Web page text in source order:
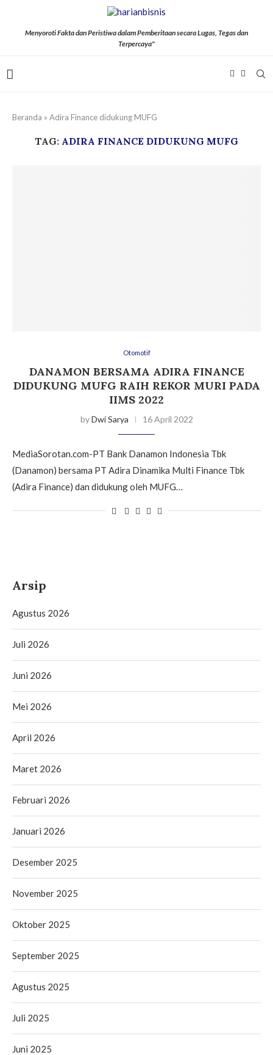
Menyoroti Fakta dan Peristiwa dalam Pemberitaan secara Lugas, Tegas dan
Terpercaya"
Beranda » Adira Finance didukung MUFG
TAG: ADIRA FINANCE DIDUKUNG MUFG
Otomotif
DANAMON BERSAMA ADIRA FINANCE
DIDUKUNG MUFG RAIH REKOR MURI PADA
IIMS 2022
byDwi Sarya 16 April 2022
MediaSorotan.com-PT Bank Danamon Indonesia Tbk
(Danamon) bersama PT Adira Dinamika Multi Finance Tbk
(Adira Finance) dan didukung oleh MUFG…
Arsip
Agustus 2026
Juli 2026
Juni 2026
Mei 2026
April 2026
Maret 2026
Februari 2026
Januari 2026
Desember 2025
November 2025
Oktober 2025
September 2025
Agustus 2025
Juli 2025
Juni 2025